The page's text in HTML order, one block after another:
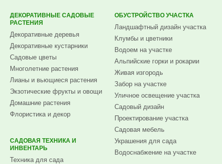
ДЕКОРАТИВНЫЕ САДОВЫЕ
РАСТЕНИЯ
Декоративные деревья
Декоративные кустарники
Садовые цветы
Многолетние растения
Лианы и вьющиеся растения
Экзотические фрукты и овощи
Домашние растения
Флористика и декор
САДОВАЯ ТЕХНИКА И
ИНВЕНТАРЬ
Техника для сада
ОБУСТРОЙСТВО УЧАСТКА
Ландшафтный дизайн участка
Клумбы и цветники
Водоем на участке
Альпийские горки и рокарии
Живая изгородь
Забор на участке
Уличное освещение участка
Садовый дизайн
Проектирование участка
Садовая мебель
Украшения для сада
Водоснабжение на участке